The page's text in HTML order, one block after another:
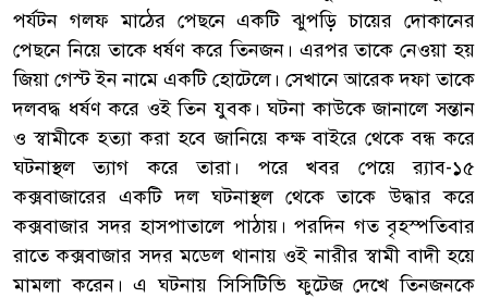
পর্যটন গলফ মাঠের পেছনে একটি ঝুপড়ি চায়ের দোকানের
পেছনে নিয়ে তাকে ধর্ষণ করে তিনজন। এরপর তাকে নেওয়া হয়
জিয়া গেস্ট ইন নামে একটি হোটেলে। সেখানে আরেক দফা তাকে
দলবদ্ধ ধর্ষণ করে ওই তিন যুবক। ঘটনা কাউকে জানালে সন্তান
ও স্বামীকে হত্যা করা হবে জানিয়ে কক্ষ বাইরে থেকে বন্ধ করে
ঘটনাস্থল ত্যাগ করে তারা। পরে খবর পেয়ে র‌্যাব-১৫
কক্সবাজারের একটি দল ঘটনাস্থল থেকে তাকে উদ্ধার করে
কক্সবাজার সদর হাসপাতালে পাঠায়। পরদিন গত বৃহস্পতিবার
রাতে কক্সবাজার সদর মডেল থানায় ওই নারীর স্বামী বাদী হয়ে
মামলা করেন। এ ঘটনায় সিসিটিভি ফুটেজ দেখে তিনজনকে